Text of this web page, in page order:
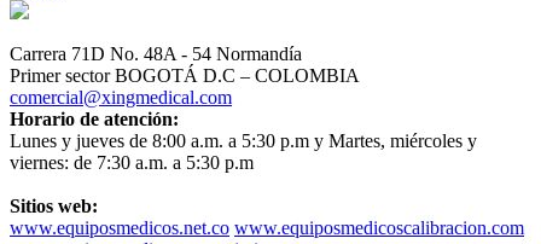
Carrera 71D No. 48A - 54 Normandía
Primer sector BOGOTÁ D.C – COLOMBIA
comercial@xingmedical.com
Horario de atención:
Lunes y jueves de 8:00 a.m. a 5:30 p.m y Martes, miércoles y
viernes: de 7:30 a.m. a 5:30 p.m
Sitios web:
www.equiposmedicos.net.co www.equiposmedicoscalibracion.com